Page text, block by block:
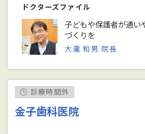
ドクターズファイル
子どもや保護者が通い
づくりを
大瀧 和男 院長
診療時間外
金子歯科医院